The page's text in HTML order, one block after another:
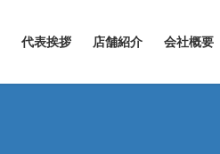
代表挨拶 店舗紹介 会社概要